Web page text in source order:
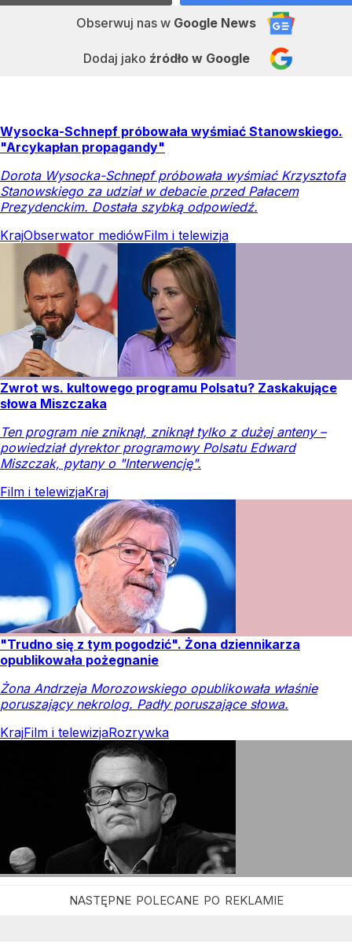
Obserwuj nas w Google News
Dodaj jako źródło w Google
Wysocka-Schnepf próbowała wyśmiać Stanowskiego.
"Arcykapłan propagandy"
Dorota Wysocka-Schnepf próbowała wyśmiać Krzysztofa
Stanowskiego za udział w debacie przed Pałacem
Prezydenckim. Dostała szybką odpowiedź.
KrajObserwator mediówFilm i telewizja
Zwrot ws. kultowego programu Polsatu? Zaskakujące
słowa Miszczaka
Ten program nie zniknął, zniknął tylko z dużej anteny –
powiedział dyrektor programowy Polsatu Edward
Miszczak, pytany o "Interwencję".
Film i telewizjaKraj
"Trudno się z tym pogodzić". Żona dziennikarza
opublikowała pożegnanie
Żona Andrzeja Morozowskiego opublikowała właśnie
poruszający nekrolog. Padły poruszające słowa.
KrajFilm i telewizjaRozrywka